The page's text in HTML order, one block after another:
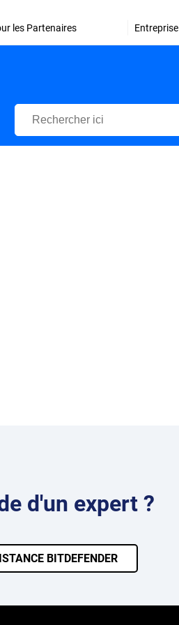
les Partenaires Entreprise
Centre d'Assistance Bitdefender
d'un expert ?
BITDEFENDER